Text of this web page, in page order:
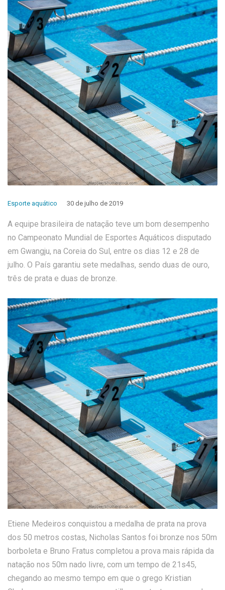
Esporte aquático 30 de julho de 2019
A equipe brasileira de natação teve um bom desempenho
no Campeonato Mundial de Esportes Aquáticos disputado
em Gwangju, na Coreia do Sul, entre os dias 12 e 28 de
julho. O País garantiu sete medalhas, sendo duas de ouro,
três de prata e duas de bronze.
Etiene Medeiros conquistou a medalha de prata na prova
dos 50 metros costas, Nicholas Santos foi bronze nos 50m
borboleta e Bruno Fratus completou a prova mais rápida da
natação nos 50m nado livre, com um tempo de 21s45,
chegando ao mesmo tempo em que o grego Kristian